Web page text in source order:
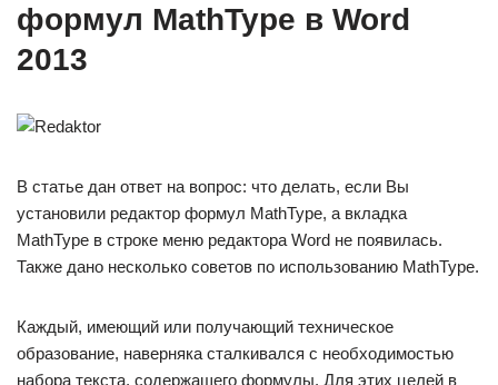
формул MathType в Word
2013
В статье дан ответ на вопрос: что делать, если Вы
установили редактор формул MathType, а вкладка
MathType в строке меню редактора Word не появилась.
Также дано несколько советов по использованию MathType.
Каждый, имеющий или получающий техническое
образование, наверняка сталкивался с необходимостью
набора текста, содержащего формулы. Для этих целей в